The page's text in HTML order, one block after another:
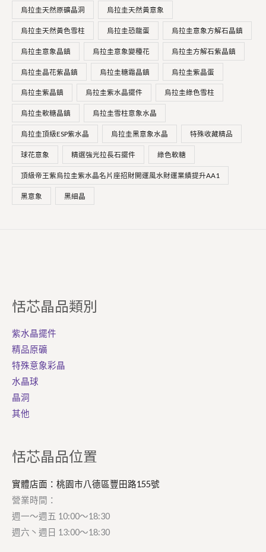
烏拉圭天然原礦晶洞 烏拉圭天然黃意象
烏拉圭天然黃色雪柱 烏拉圭恐龍蛋 烏拉圭意象方解石晶鎮
烏拉圭意象晶鎮 烏拉圭意象變種花 烏拉圭方解石紫晶鎮
烏拉圭晶花紫晶鎮 烏拉圭糖霜晶鎮 烏拉圭紫晶蛋
烏拉圭紫晶鎮 烏拉圭紫水晶擺件 烏拉圭綠色雪柱
烏拉圭軟糖晶鎮 烏拉圭雪柱意象水晶
烏拉圭頂級ESP紫水晶 烏拉圭黑意象水晶 特殊收藏精品
球花意象 精選強光拉長石擺件 綠色軟糖
頂級帝王紫烏拉圭紫水晶名片座招財開運風水財運業績提升AA1
黑意象 黑細晶
恬芯晶品類別
紫水晶擺件
精品原礦
特殊意象彩晶
水晶球
晶洞
其他
恬芯晶品位置
實體店面：桃園市八德區豐田路155號
營業時間：
週一～週五 10:00～18:30
週六丶週日 13:00～18:30